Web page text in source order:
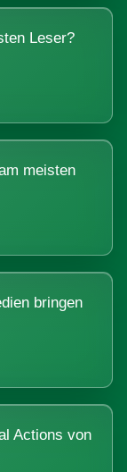
Leser?
meisten
bringen
Actions von